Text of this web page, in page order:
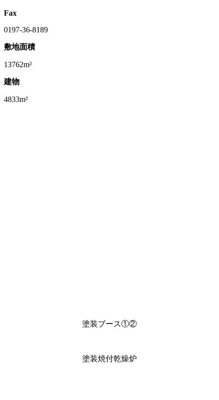
Fax
0197-36-8189
敷地面積
13762m²
建物
4833m²
塗装ブース①②
塗装焼付乾燥炉